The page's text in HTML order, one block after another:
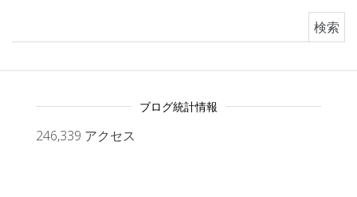
ブログ統計情報
246,339 アクセス